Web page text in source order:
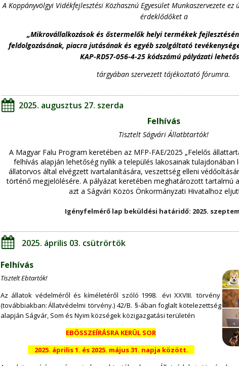
2025. április 03. csütrörtök
Felhívás
Tisztelt Ebtartók!
Az állatok védelméről és kíméletéről szóló 1998. évi XXVIII. törvény
(továbbiakban: Állatvédelmi törvény.) 42/B. §-ában foglalt kötelezettség
alapján Ságvár, Som és Nyim községek közigazgatási területén
EBÖSSZEÍRÁSRA KERÜL SOR
2025. április 1. és 2025. május 31. napja között.
2025. augusztus 27. szerda
Felhívás
Tisztelt Ságvári Állatbtartók!
A Magyar Falu Program keretében az MFP-FAE/2025 „Felelős
felhívás alapján lehetőség nyílik a település lakosainak tulajdonában
állatorvos által elvégzett ivartalanítására, veszettség elleni
történő megjelölésére. A pályázat keretében meghatározott tartalmú
azt a Ságvári Közös Önkormányzati Hivatalhoz
Igényfelmérő lap beküldési határidő: 2025.
A Koppányvölgyi Vidékfejlesztési Közhasznú Egyesület Munkaszervezete
érdeklődőket a
„Mikrovállalkozások és őstermelők helyi termékek
feldolgozásának, piacra jutásának és egyéb szolgáltató
KAP-RD57-056-4-25 kódszámú pályázati
tárgyában szervezett tájékoztató fórumra.